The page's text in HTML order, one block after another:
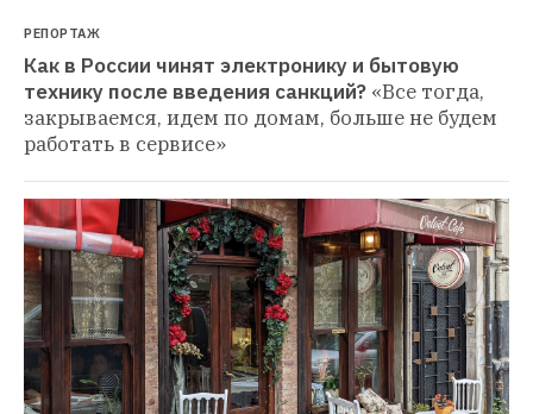
РЕПОРТАЖ
Как в России чинят электронику и бытовую
технику после введения санкций? «Все тогда,
закрываемся, идем по домам, больше не будем
работать в сервисе»